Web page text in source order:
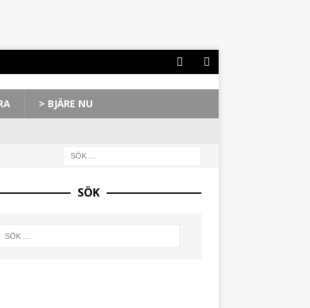
> BJÄRE NU
SÖK